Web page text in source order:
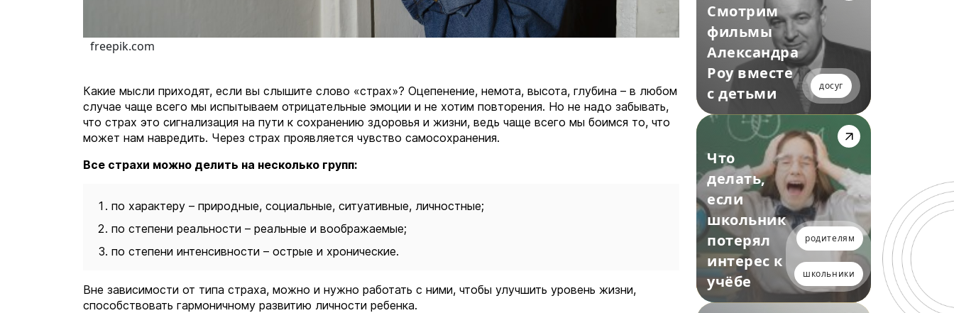
freepik.com
Какие мысли приходят, если вы слышите слово «страх»? Оцепенение, немота, высота, глубина – в любом
случае чаще всего мы испытываем отрицательные эмоции и не хотим повторения. Но не надо забывать,
что страх это сигнализация на пути к сохранению здоровья и жизни, ведь чаще всего мы боимся то, что
может нам навредить. Через страх проявляется чувство самосохранения.
Все страхи можно делить на несколько групп:
по характеру – природные, социальные, ситуативные, личностные;
по степени реальности – реальные и воображаемые;
по степени интенсивности – острые и хронические.
Вне зависимости от типа страха, можно и нужно работать с ними, чтобы улучшить уровень жизни,
способствовать гармоничному развитию личности ребенка.
Смотрим
фильмы
Александра
Роу вместе
с детьми
досуг
Что
делать,
если
школьник
потерял
интерес к
учёбе
родителям
школьники